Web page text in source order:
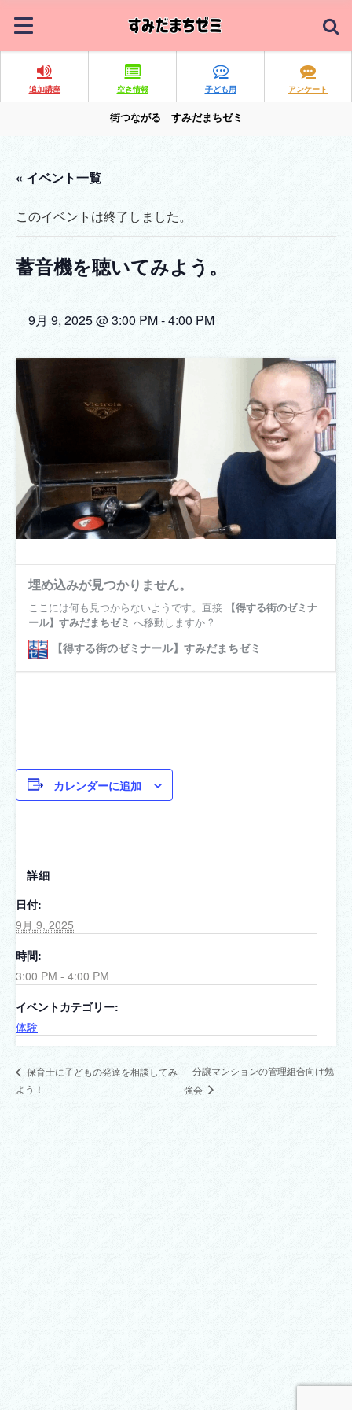
追加講座 空き情報 子ども用 アンケート
街つながる すみだまちゼミ
« イベント一覧
このイベントは終了しました。
蓄音機を聴いてみよう。
9月 9, 2025 @ 3:00 PM-4:00 PM
カレンダーに追加
詳細
日付:
9月 9, 2025
時間:
3:00 PM - 4:00 PM
イベントカテゴリー:
体験
保育士に子どもの発達を相談してみ
よう！
分譲マンションの管理組合向け勉
強会